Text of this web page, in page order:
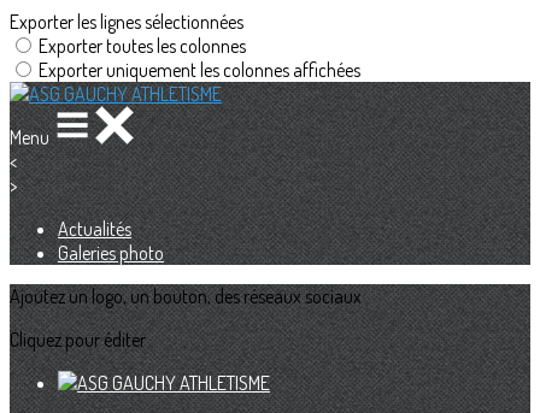
Exporter les lignes sélectionnées
Exporter toutes les colonnes
Exporter uniquement les colonnes affichées
Menu
<
>
Actualités
Galeries photo
Ajoutez un logo, un bouton, des réseaux sociaux
Cliquez pour éditer